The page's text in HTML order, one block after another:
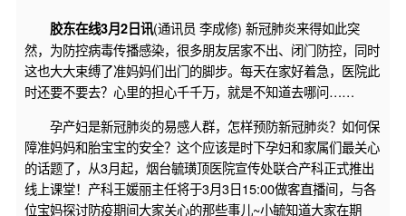
胶东在线3月2日讯(通讯员 李成修) 新冠肺炎来得如此突
然，为防控病毒传播感染，很多朋友居家不出、闭门防控，同时
这也大大束缚了准妈妈们出门的脚步。每天在家好着急，医院此
时还要不要去？心里的担心千千万，就是不知道去哪问……
孕产妇是新冠肺炎的易感人群，怎样预防新冠肺炎？如何保
障准妈妈和胎宝宝的安全？这个应该是时下孕妇和家属们最关心
的话题了，从3月起，烟台毓璜顶医院宣传处联合产科正式推出
线上课堂！产科王媛丽主任将于3月3日15:00做客直播间，与各
位宝妈探讨防疫期间大家关心的那些事儿~小毓知道大家在期